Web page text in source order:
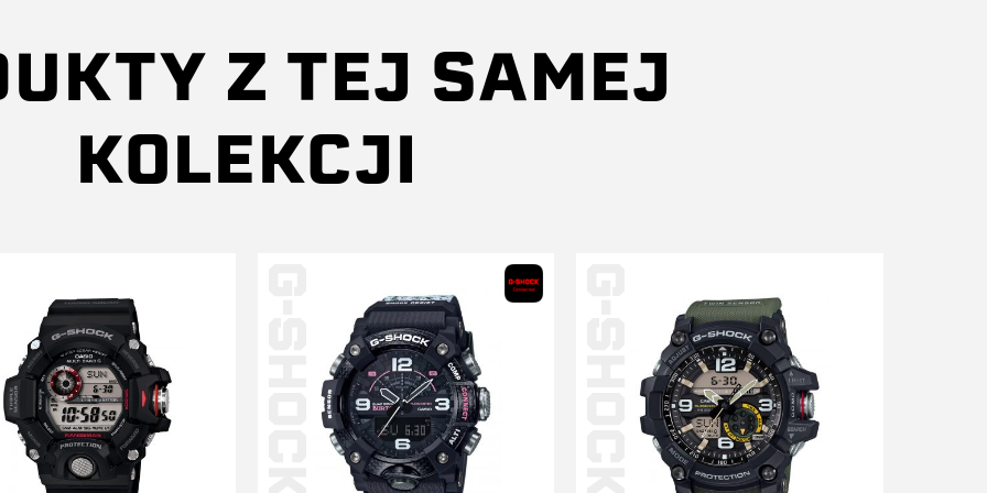
Z TEJ SAMEJ
KOLEKCJI